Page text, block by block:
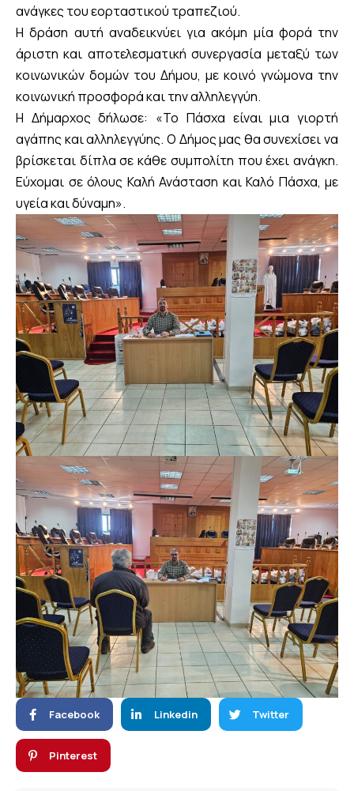
ανάγκες του εορταστικού τραπεζιού.
Η δράση αυτή αναδεικνύει για ακόμη μία φορά την
άριστη και αποτελεσματική συνεργασία μεταξύ των
κοινωνικών δομών του Δήμου, με κοινό γνώμονα την
κοινωνική προσφορά και την αλληλεγγύη.
Η Δήμαρχος δήλωσε: «Το Πάσχα είναι μια γιορτή
αγάπης και αλληλεγγύης. Ο Δήμος μας θα συνεχίσει να
βρίσκεται δίπλα σε κάθε συμπολίτη που έχει ανάγκη.
Εύχομαι σε όλους Καλή Ανάσταση και Καλό Πάσχα, με
υγεία και δύναμη».
Facebook Linkedin Twitter
Pinterest